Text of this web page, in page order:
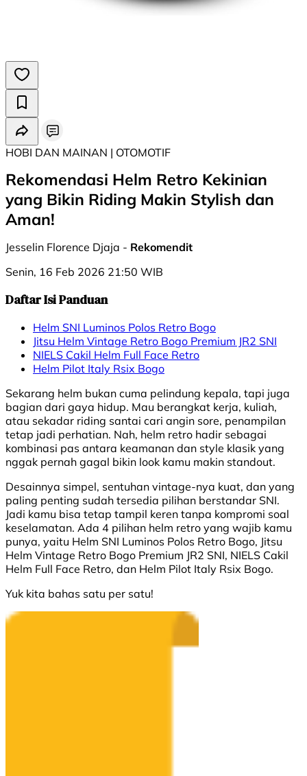
HOBI DAN MAINAN | ⁠OTOMOTIF
Rekomendasi Helm Retro Kekinian
yang Bikin Riding Makin Stylish dan
Aman!
Jesselin Florence Djaja - Rekomendit
Senin, 16 Feb 2026 21:50 WIB
Daftar Isi Panduan
Helm SNI Luminos Polos Retro Bogo
Jitsu Helm Vintage Retro Bogo Premium JR2 SNI
NIELS Cakil Helm Full Face Retro
Helm Pilot Italy Rsix Bogo
Sekarang helm bukan cuma pelindung kepala, tapi juga
bagian dari gaya hidup. Mau berangkat kerja, kuliah,
atau sekadar riding santai cari angin sore, penampilan
tetap jadi perhatian. Nah, helm retro hadir sebagai
kombinasi pas antara keamanan dan style klasik yang
nggak pernah gagal bikin look kamu makin standout.
Desainnya simpel, sentuhan vintage-nya kuat, dan yang
paling penting sudah tersedia pilihan berstandar SNI.
Jadi kamu bisa tetap tampil keren tanpa kompromi soal
keselamatan. Ada 4 pilihan helm retro yang wajib kamu
punya, yaitu Helm SNI Luminos Polos Retro Bogo, Jitsu
Helm Vintage Retro Bogo Premium JR2 SNI, NIELS Cakil
Helm Full Face Retro, dan Helm Pilot Italy Rsix Bogo.
Yuk kita bahas satu per satu!